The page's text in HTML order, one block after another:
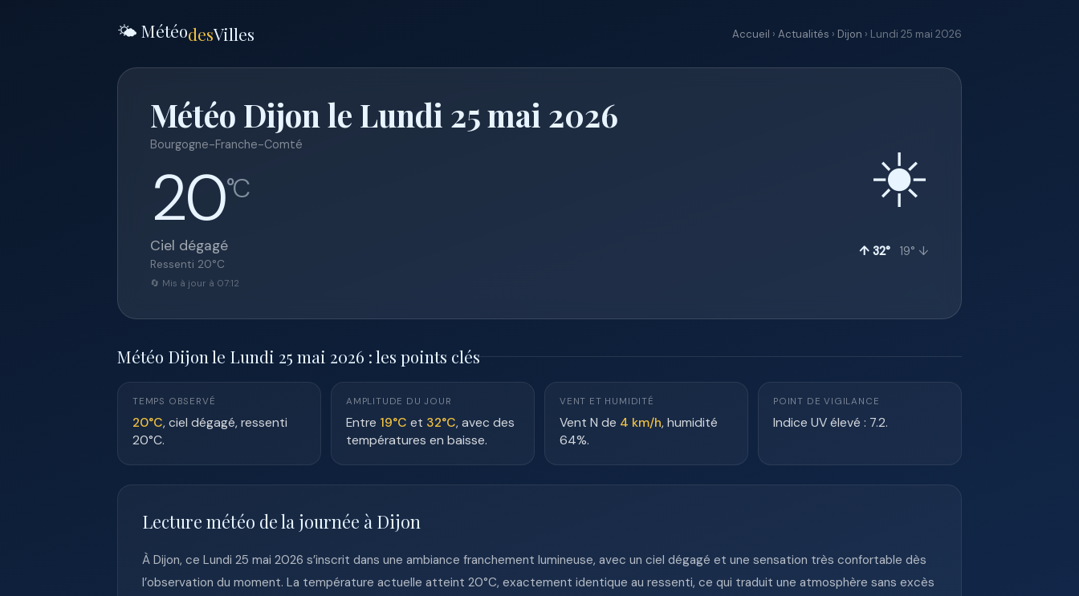
🌤️ MétéodesVilles Accueil › Actualités › Dijon › Lundi 25 mai 2026
Météo Dijon le Lundi 25 mai 2026
Bourgogne-Franche-Comté
20°C
Ciel dégagé
Ressenti 20°C
🔄 Mis à jour à 07:12
☀️
↑ 32° 19° ↓
Météo Dijon le Lundi 25 mai 2026 : les points clés
TEMPS OBSERVÉ
20°C, ciel dégagé, ressenti
20°C.
AMPLITUDE DU JOUR
Entre 19°C et 32°C, avec des
températures en baisse.
VENT ET HUMIDITÉ
Vent N de 4 km/h, humidité
64%.
POINT DE VIGILANCE
Indice UV élevé : 7.2.
Lecture météo de la journée à Dijon
À Dijon, ce Lundi 25 mai 2026 s’inscrit dans une ambiance franchement lumineuse, avec un ciel dégagé et une sensation très confortable dès
l’observation du moment. La température actuelle atteint 20°C, exactement identique au ressenti, ce qui traduit une atmosphère sans excès